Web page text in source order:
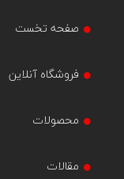
صفحه تخست
فروشگاه آنلاین
محصولات
مقالات